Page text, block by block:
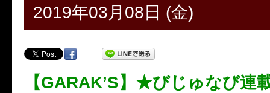
2019年03月08日 (金)
【GARAK’S】★びじゅなび連